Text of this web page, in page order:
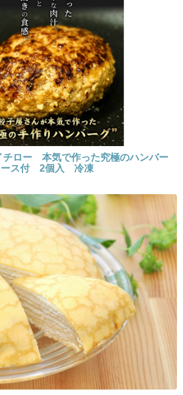
ロー 本気で作った究極のハンバー
ース付 2個入 冷凍